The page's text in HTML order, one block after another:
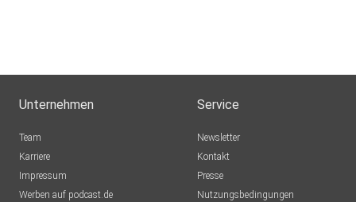
Unternehmen
Team
Karriere
Impressum
Werben auf podcast.de
Service
Newsletter
Kontakt
Presse
Nutzungsbedingungen